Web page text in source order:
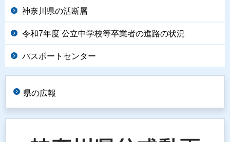
神奈川県の活断層
令和7年度 公立中学校等卒業者の進路の状況
パスポートセンター
県の広報